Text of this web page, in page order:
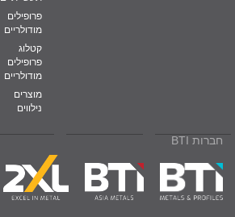
פרופילים
מודולריים
קטלוג
פרופילים
מודולריים
מוצרים
נילווים
חברות BTI